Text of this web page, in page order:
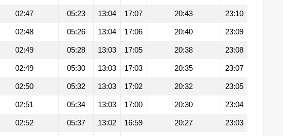
02:47 05:23 13:04 17:07 20:43 23:10
02:48 05:26 13:04 17:06 20:40 23:09
02:49 05:28 13:03 17:05 20:38 23:08
02:49 05:30 13:03 17:03 20:35 23:07
02:50 05:32 13:03 17:02 20:32 23:05
02:51 05:34 13:03 17:00 20:30 23:04
02:52 05:37 13:02 16:59 20:27 23:03